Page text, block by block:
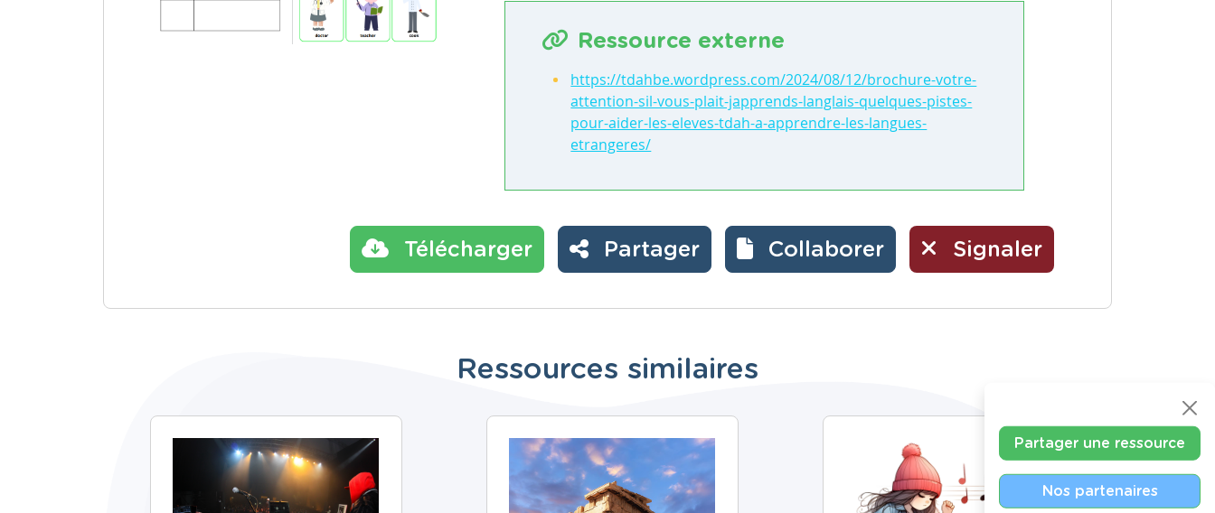
Ressource externe
https://tdahbe.wordpress.com/2024/08/12/brochure-votre-
attention-sil-vous-plait-japprends-langlais-quelques-pistes-
pour-aider-les-eleves-tdah-a-apprendre-les-langues-
etrangeres/
Télécharger Partager Collaborer Signaler
Ressources similaires
Partager une ressource
Nos partenaires